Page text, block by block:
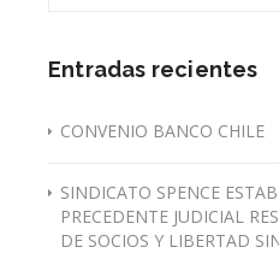
Entradas recientes
CONVENIO BANCO CHILE
SINDICATO SPENCE
PRECEDENTE JUDICIAL
DE SOCIOS Y LIBERTAD